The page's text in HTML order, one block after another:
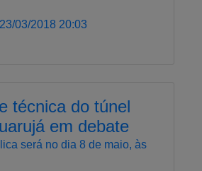
23/03/2018 20:03
técnica do túnel
em debate
será no dia 8 de maio, às